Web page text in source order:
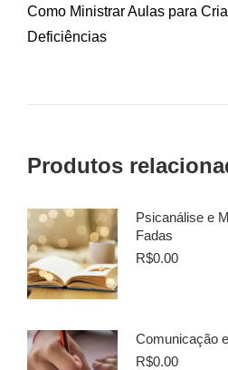
Como Ministrar Aulas para
Deficiências
Produtos
Psicanálise e
Fadas
R$0.00
Comunicação
R$0.00